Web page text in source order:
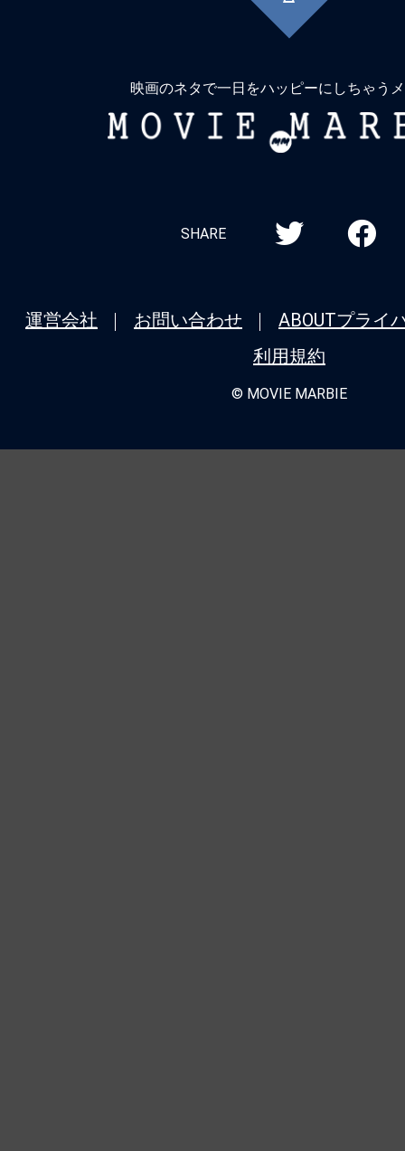
に
映画のネタで一日をハッピーにしちゃう
MOVIE
SHARE
運営会社 お問い合わせ ABOUTプライ
利用規約
© MOVIE MARBIE